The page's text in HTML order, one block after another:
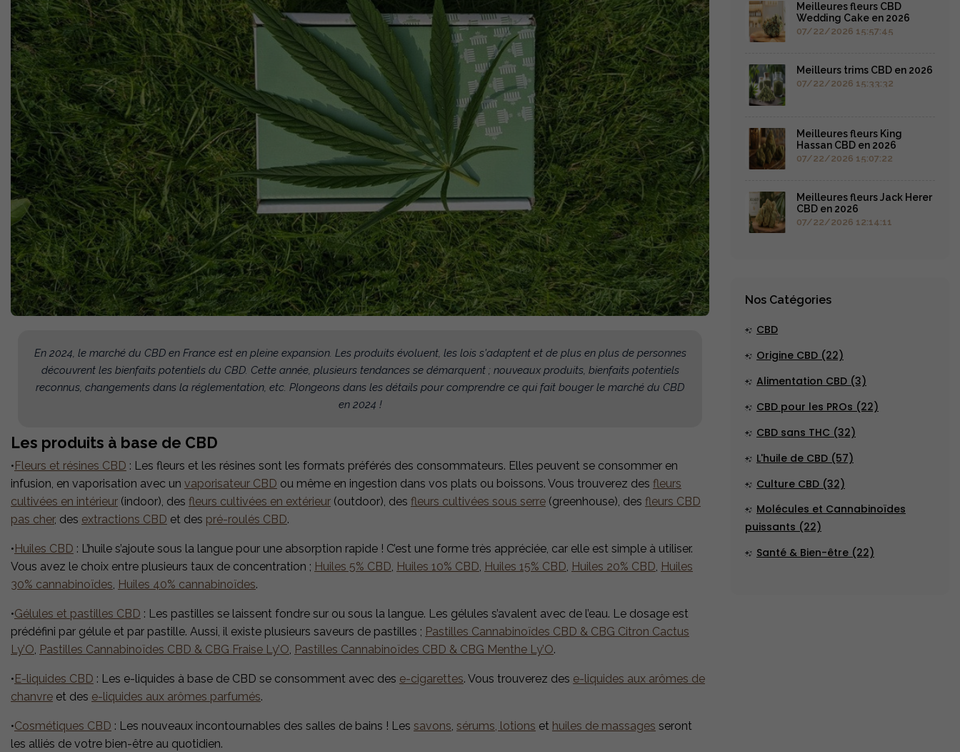
En 2024, le marché du CBD en France est en pleine expansion. Les produits évoluent, les lois s'adaptent et de plus en plus de personnes
découvrent les bienfaits potentiels du CBD. Cette année, plusieurs tendances se démarquent ; nouveaux produits, bienfaits potentiels
reconnus, changements dans la réglementation, etc. Plongeons dans les détails pour comprendre ce qui fait bouger le marché du CBD
en 2024 !
Les produits à base de CBD
• Fleurs et résines CBD : Les fleurs et les résines sont les formats préférés des consommateurs. Elles peuvent se consommer en
infusion, en vaporisation avec un vaporisateur CBD ou même en ingestion dans vos plats ou boissons. Vous trouverez des fleurs
cultivées en intérieur (indoor), des fleurs cultivées en extérieur (outdoor), des fleurs cultivées sous serre (greenhouse), des fleurs CBD
pas cher, des extractions CBD et des pré-roulés CBD.
• Huiles CBD : L’huile s’ajoute sous la langue pour une absorption rapide ! C’est une forme très appréciée, car elle est simple à utiliser.
Vous avez le choix entre plusieurs taux de concentration ; Huiles 5% CBD, Huiles 10% CBD, Huiles 15% CBD, Huiles 20% CBD, Huiles
30% cannabinoïdes, Huiles 40% cannabinoïdes.
•Gélules et pastilles CBD : Les pastilles se laissent fondre sur ou sous la langue. Les gélules s’avalent avec de l’eau. Le dosage est
prédéfini par gélule et par pastille. Aussi, il existe plusieurs saveurs de pastilles ; Pastilles Cannabinoïdes CBD & CBG Citron Cactus
Ly’O, Pastilles Cannabinoïdes CBD & CBG Fraise Ly’O, Pastilles Cannabinoïdes CBD & CBG Menthe Ly’O.
• E-liquides CBD : Les e-liquides à base de CBD se consomment avec des e-cigarettes. Vous trouverez des e-liquides aux arômes de
chanvre et des e-liquides aux arômes parfumés.
•Cosmétiques CBD : Les nouveaux incontournables des salles de bains ! Les savons, sérums, lotions et huiles de massages seront
les alliés de votre bien-être au quotidien.
Meilleures fleurs CBD
Wedding Cake en 2026
07/22/2026 15:57:45
Meilleurs trims CBD en 2026
07/22/2026 15:33:32
Meilleures fleurs King
Hassan CBD en 2026
07/22/2026 15:07:22
Meilleures fleurs Jack Herer
CBD en 2026
07/22/2026 12:14:11
Nos Catégories
CBD
Origine CBD (22)
Alimentation CBD (3)
CBD pour les PROs (22)
CBD sans THC (32)
L'huile de CBD (57)
Culture CBD (32)
Molécules et Cannabinoïdes
puissants (22)
Santé & Bien-être (22)